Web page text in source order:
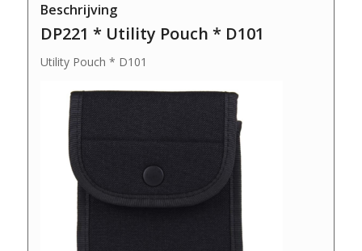
Beschrijving
DP221 * Utility Pouch * D101
Utility Pouch * D101